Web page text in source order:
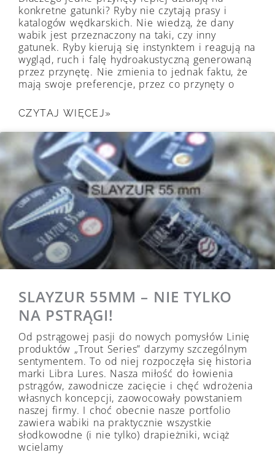
konkretne gatunki? Ryby nie czytają prasy i
katalogów wędkarskich. Nie wiedzą, że dany
wabik jest przeznaczony na taki, czy inny
gatunek. Ryby kierują się instynktem i reagują na
wygląd, ruch i falę hydroakustyczną generowaną
przez przynętę. Nie zmienia to jednak faktu, że
mają swoje preferencje, przez co przynęty o
CZYTAJ WIĘCEJ»
SLAYZUR 55MM – NIE TYLKO
NA PSTRĄGI!
Od pstrągowej pasji do nowych pomysłów Linię
produktów „Trout Series” darzymy szczególnym
sentymentem. To od niej rozpoczęła się historia
marki Libra Lures. Nasza miłość do łowienia
pstrągów, zawodnicze zacięcie i chęć wdrożenia
własnych koncepcji, zaowocowały powstaniem
naszej firmy. I choć obecnie nasze portfolio
zawiera wabiki na praktycznie wszystkie
słodkowodne (i nie tylko) drapieżniki, wciąż
wcielamy